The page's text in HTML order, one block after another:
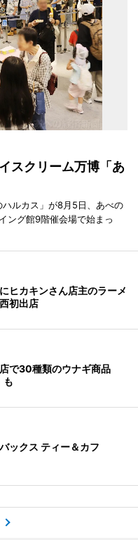
スクリーム万博「あ
ルカス」が8月5日、あべの
ング館9階催会場で始まっ
ヒカキンさん店主のラーメ
初出店
で30種類のウナギ商品
も
ックス ティー＆カフ